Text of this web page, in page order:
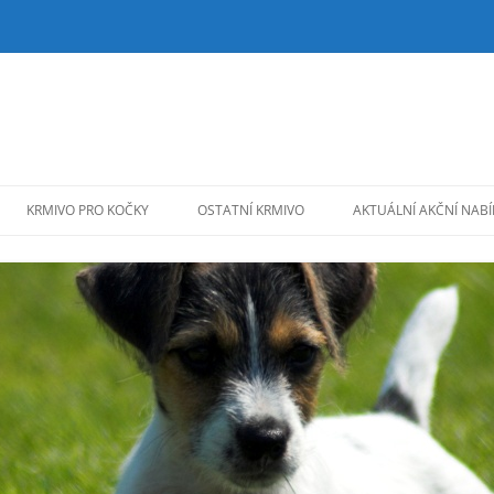
KRMIVO PRO KOČKY OSTATNÍ KRMIVO AKTUÁLNÍ AKČNÍ